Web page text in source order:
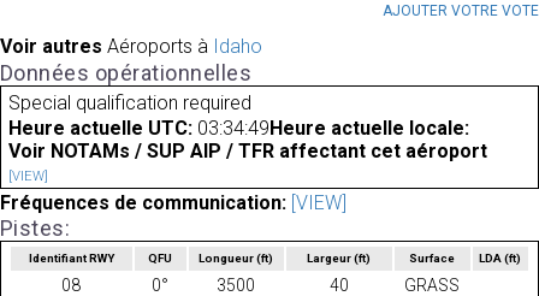
AJOUTER VOTRE VOTE
Voir autres Aéroports à Idaho
Données opérationnelles
Special qualification required
Heure actuelle UTC: 03:34:49 Heure actuelle locale:
Voir NOTAMs / SUP AIP / TFR affectant cet aéroport
[VIEW]
Fréquences de communication: [VIEW]
Pistes:
Identifiant RWY QFU Longueur(ft) Largeur(ft) Surface LDA(ft)
08 0° 3500 40
GRASS